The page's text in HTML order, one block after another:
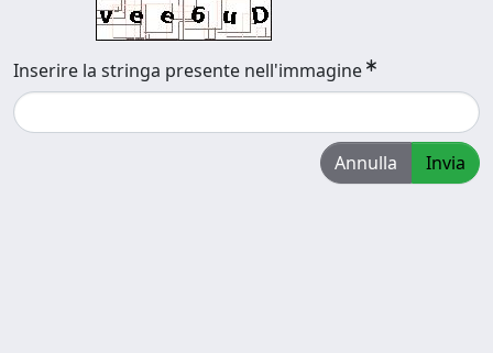
Inserire la stringa presente nell'immagine
Annulla Invia